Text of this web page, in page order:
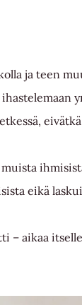
ja teen
eikä
– aikaa